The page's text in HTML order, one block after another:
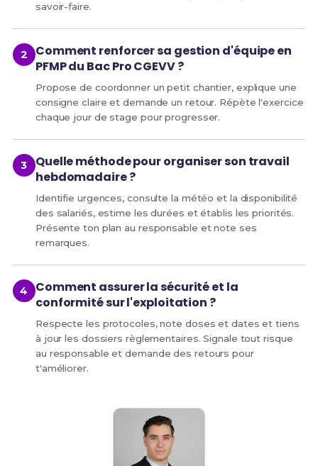
savoir-faire.
Comment renforcer sa gestion d'équipe en
PFMP du Bac Pro CGEVV ?
Propose de coordonner un petit chantier, explique une
consigne claire et demande un retour. Répète l'exercice
chaque jour de stage pour progresser.
Quelle méthode pour organiser son travail
hebdomadaire ?
Identifie urgences, consulte la météo et la disponibilité
des salariés, estime les durées et établis les priorités.
Présente ton plan au responsable et note ses
remarques.
Comment assurer la sécurité et la
conformité sur l'exploitation ?
Respecte les protocoles, note doses et dates et tiens
à jour les dossiers règlementaires. Signale tout risque
au responsable et demande des retours pour
t'améliorer.